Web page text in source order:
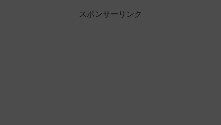
スポンサーリンク